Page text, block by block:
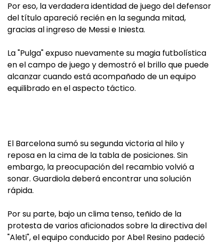
Por eso, la verdadera identidad de juego del defensor
del título apareció recién en la segunda mitad,
gracias al ingreso de Messi e Iniesta.
La "Pulga" expuso nuevamente su magia futbolística
en el campo de juego y demostró el brillo que puede
alcanzar cuando está acompañado de un equipo
equilibrado en el aspecto táctico.
El Barcelona sumó su segunda victoria al hilo y
reposa en la cima de la tabla de posiciones. Sin
embargo, la preocupación del recambio volvió a
sonar. Guardiola deberá encontrar una solución
rápida.
Por su parte, bajo un clima tenso, teñido de la
protesta de varios aficionados sobre la directiva del
"Aleti", el equipo conducido por Abel Resino padeció